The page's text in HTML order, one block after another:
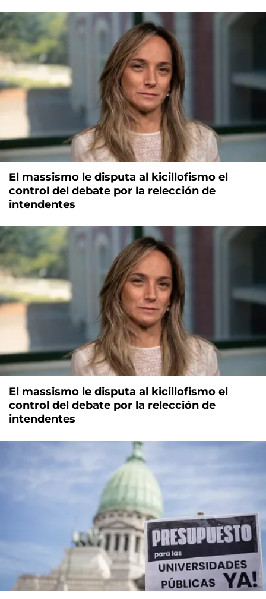
El massismo le disputa al kicillofismo el
control del debate por la relección de
intendentes
El massismo le disputa al kicillofismo el
control del debate por la relección de
intendentes